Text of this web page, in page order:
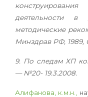
деятельности
методические
Минздрав РФ, 1989,
9. По следам ХП
— №20- 19.3.2008.
Алифанова, к.м.н.,